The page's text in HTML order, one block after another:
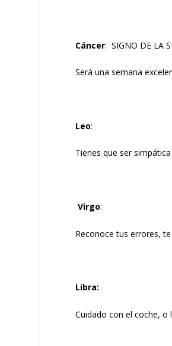
Cáncer: SIGNO DE LA
Será una semana
Leo:
Tienes que ser
Virgo:
Reconoce tus errores,
Libra:
Cuidado con el coche,